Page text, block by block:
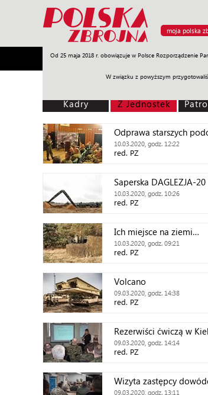
moja polska
Od 25 maja 2018 r. obowiązuje w Polsce Rozporządzenie
W związku z powyższym
Armia Poligon Sprzęt Misje
Kadry Z Jednostek
Odprawa starszych
10.03.2020, godz. 12:22
red. PZ
Saperska DAGLEZJA-
10.03.2020, godz. 10:26
red. PZ
Ich miejsce na ziemi…
10.03.2020, godz. 09:21
red. PZ
Volcano
09.03.2020, godz. 14:38
red. PZ
Rezerwiści ćwiczą w
09.03.2020, godz. 14:14
red. PZ
Wizyta zastępcy
09.03.2020, godz. 13:11